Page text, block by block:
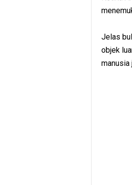
Jelas
objek
manusia